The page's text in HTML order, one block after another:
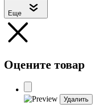
Еще
Оцените товар
Удалить